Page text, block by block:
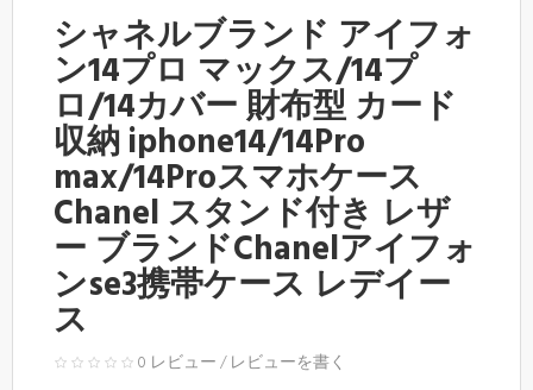
シャネルブランド アイフォ
ン14プロ マックス/14プ
ロ/14カバー 財布型 カード
収納 iphone14/14Pro
max/14Proスマホケース
Chanel スタンド付き レザ
ー ブランドChanelアイフォ
ンse3携帯ケース レデイー
ス
0 レビュー/レビューを書く